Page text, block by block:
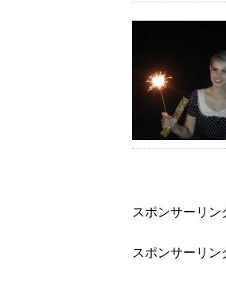
スポンサーリン
スポンサーリン